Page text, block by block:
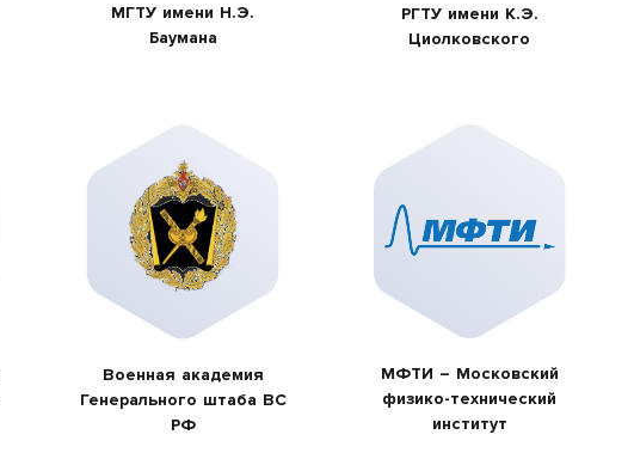
МГТУ имени Н.Э.
Баумана
РГТУ имени К.Э.
Циолковского
Военная академия
Генерального штаба ВС
РФ
МФТИ – Московский
физико-технический
институт